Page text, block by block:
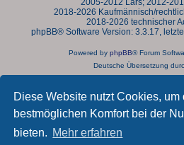
Diese Website nutzt Cookies, um
bestmöglichen Komfort bei der
bieten. Mehr erfahren
2005-2012 Lars; 2012-
2018-2026 Kaufmännisch/
2018-2026 technischer
phpBB® Software Version: 3.3.17,
Powered by phpBB® Forum
Deutsche Übersetzung